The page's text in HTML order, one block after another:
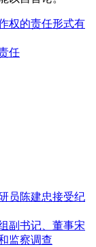
权的责任形式有
任
员陈建忠接受纪
副书记、董事宋
监察调查